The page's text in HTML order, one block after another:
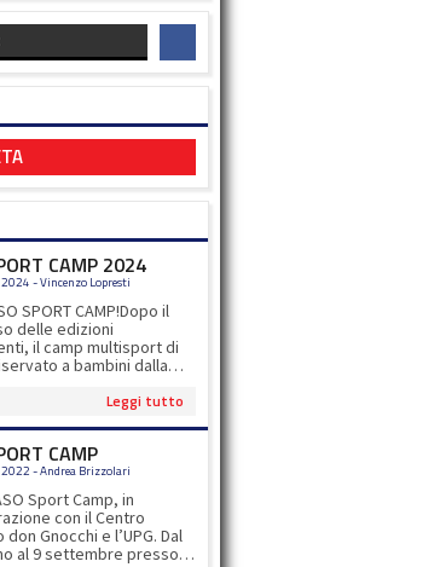
CAMP 2024
- Vincenzo Lopresti
SPORT CAMP!Dopo il
delle edizioni
il camp multisport di
a bambini dalla
gli 8 sport proposti, ci
ad impreziosire
sportiva dei nostri
iscrizioni
info
Leggi tutto
CAMP
- Andrea Brizzolari
Sport Camp, in
con il Centro
Gnocchi e l’UPG. Dal
al 9 settembre presso il